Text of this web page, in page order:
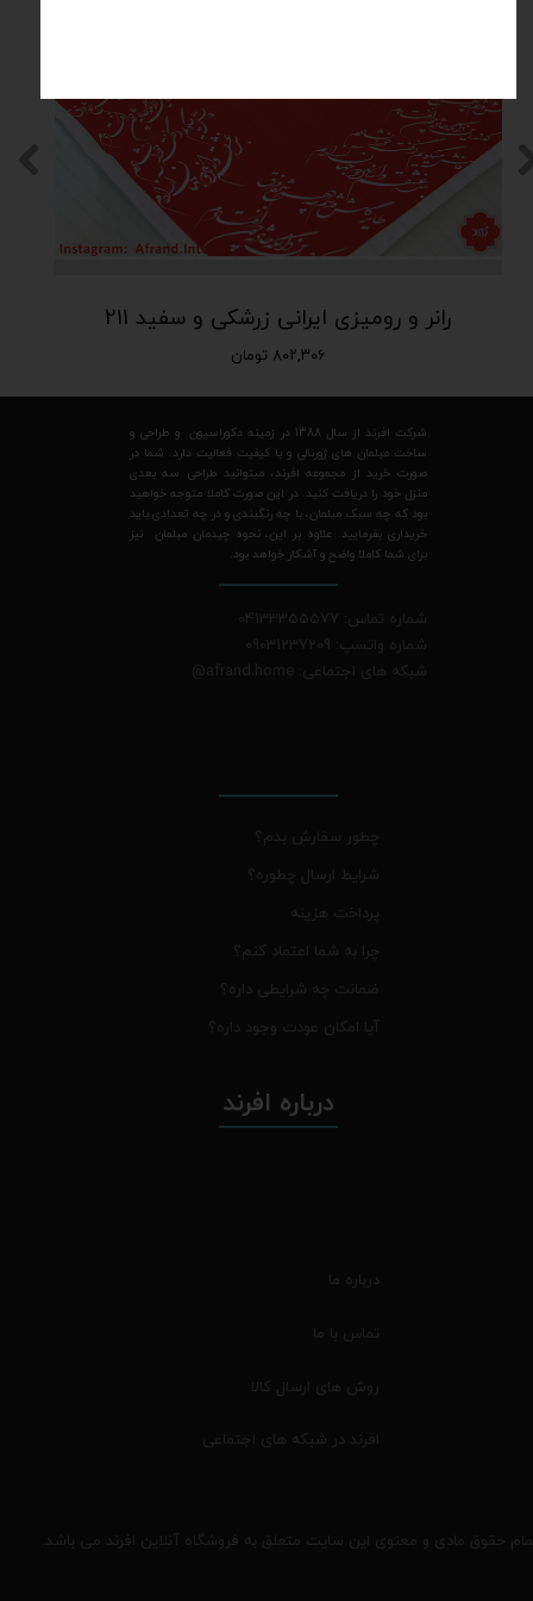
رانر و رومیزی ایرانی زرشکی و سفید 211
۸۰۲,۳۰۶ تومان
شرکت افرند از سال 1388 در زمینه دکوراسیون و طراحی و
ساخت مبلمان های ژورنالی و با کیفیت فعالیت دارد. شما در
صورت خرید از مجموعه افرند، میتوانید طراحی سه بعدی
منزل خود را دریافت کنید. در این صورت کاملا متوجه خواهید
بود که چه سبک مبلمان، با چه رنگبندی و در چه تعدادی باید
خریداری بفرمایید. علاوه بر این، نحوه چیدمان مبلمان نیز
برای شما کاملا واضح و آشکار خواهد بود.
شماره تماس: 04133355577
شماره واتسپ: 09031237209
شبکه های اجتماعی: afrand.home
@
چطور سفارش بدم؟
شرایط ارسال چطوره؟
پرداخت هزینه
چرا به شما اعتماد کنم؟
ضمانت چه شرایطی داره؟
آیا امکان عودت وجود داره؟
حقوق مادی و معنوی این سایت متعلق به فروشگاه آنلاین افرند می باشد.
درباره افرند
درباره ما
تماس با ما
روش های ارسال کالا
افرند در شبکه های اجتماعی